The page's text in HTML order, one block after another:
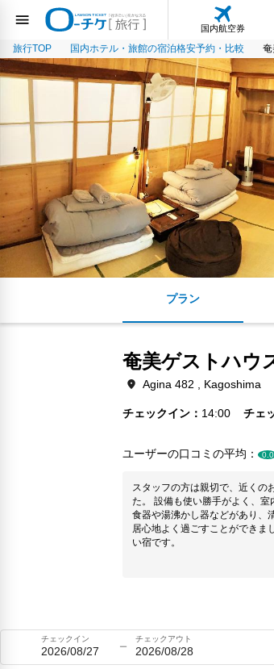
国内航空券
旅行TOP 国内ホテル・旅館の宿泊格安予約・比較
プラン
奄美ゲストハウ
Agina 482 , Kagoshima
チェックイン 14:00 チェ
ユーザーの口コミの平均： 0.0
スタッフの方は親切で、近くの
た。 設備も使い勝手がよく、室内には大きな鏡に加えて手元用鏡があったり、キッチンも
食器や湯沸かし器などがあり、清潔で使いや
居心地よく過ごすことができま
い宿です。
チェックイン
2026/08/27
チェックアウト
2026/08/28